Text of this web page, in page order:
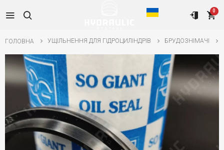
0
ГОЛОВНА УЩІЛЬНЕННЯ ДЛЯ ГІДРОЦИЛІНДРІВ БРУДОЗНІМАЧІ